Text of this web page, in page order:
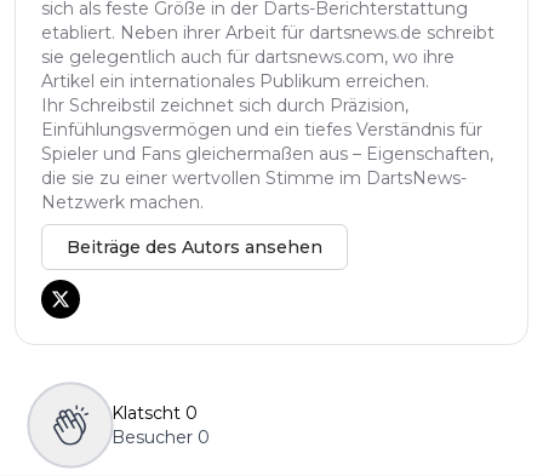
sich als feste Größe in der Darts-Berichterstattung
etabliert. Neben ihrer Arbeit für dartsnews.de schreibt
sie gelegentlich auch für dartsnews.com, wo ihre
Artikel ein internationales Publikum erreichen.
Ihr Schreibstil zeichnet sich durch Präzision,
Einfühlungsvermögen und ein tiefes Verständnis für
Spieler und Fans gleichermaßen aus – Eigenschaften,
die sie zu einer wertvollen Stimme im DartsNews-
Netzwerk machen.
Beiträge des Autors ansehen
Klatscht 0
Besucher 0